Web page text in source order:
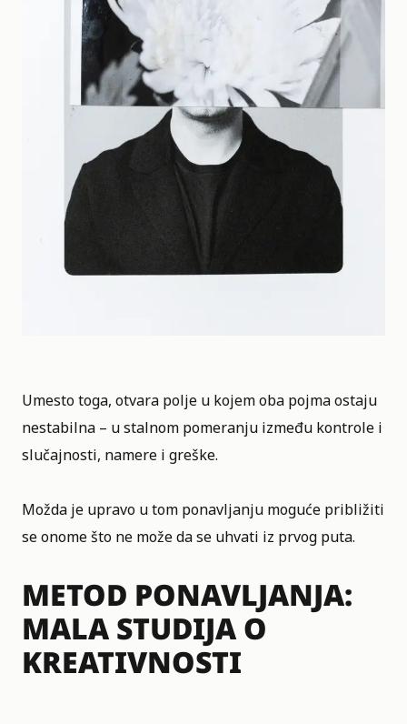
Umesto toga, otvara polje u kojem oba pojma ostaju
nestabilna – u stalnom pomeranju između kontrole i
slučajnosti, namere i greške.
Možda je upravo u tom ponavljanju moguće približiti
se onome što ne može da se uhvati iz prvog puta.
METOD PONAVLJANJA:
MALA STUDIJA O
KREATIVNOSTI